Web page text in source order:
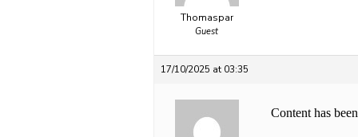
Thomaspar
Guest
17/10/2025 at 03:35